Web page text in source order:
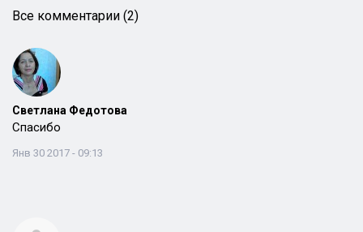
Все комментарии (2)
Светлана Федотова
Спасибо
Янв 30 2017 - 09:13